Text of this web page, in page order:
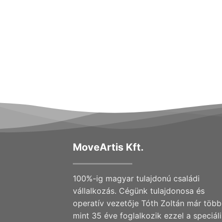
MoveArtis Kft.
100%-ig magyar tulajdonú családi
vállalkozás. Cégünk tulajdonosa és
operatív vezetője Tóth Zoltán már
mint 35 éve foglalkozik ezzel a